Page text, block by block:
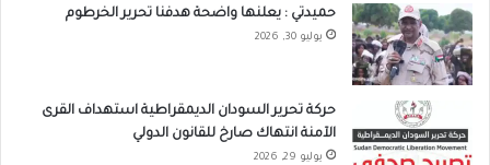
حميدتي : يعلنها واضحة هدفنا تحرير الخرطوم
يوليو 30, 2026
حركة تحرير السودان الديمقراطية استهداف القرى
الآمنة انتهاك صارخ للقانون الدولي
يوليو 29, 2026